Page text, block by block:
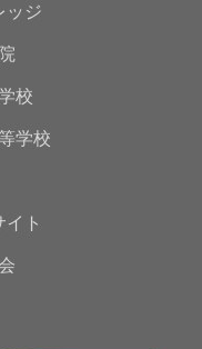
ッジ
校
学校
ト